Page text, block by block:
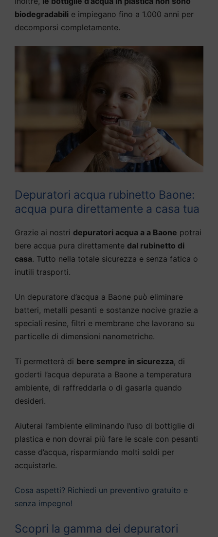
biodegradabili e impiegano fino a 1.000 anni per
decomporsi completamente.
Depuratori acqua rubinetto Baone:
acqua pura direttamente a casa tua
Grazie ai nostri depuratori acqua a a Baone potrai
bere acqua pura direttamente dal rubinetto di
casa. Tutto nella totale sicurezza e senza fatica o
inutili trasporti.
Un depuratore d’acqua a Baone può eliminare
batteri, metalli pesanti e sostanze nocive grazie a
speciali resine, filtri e membrane che lavorano su
particelle di dimensioni nanometriche.
Ti permetterà di bere sempre in sicurezza, di
goderti l’acqua depurata a Baone a temperatura
ambiente, di raffreddarla o di gasarla quando
desideri.
Aiuterai l’ambiente eliminando l’uso di bottiglie di
plastica e non dovrai più fare le scale con pesanti
casse d’acqua, risparmiando molti soldi per
acquistarle.
Cosa aspetti? Richiedi un preventivo gratuito e
senza impegno!
Scopri la gamma dei depuratori